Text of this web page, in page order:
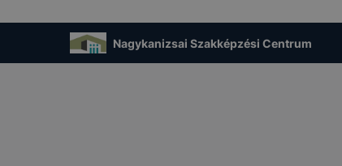
Nagykanizsai Szakképzési Centrum